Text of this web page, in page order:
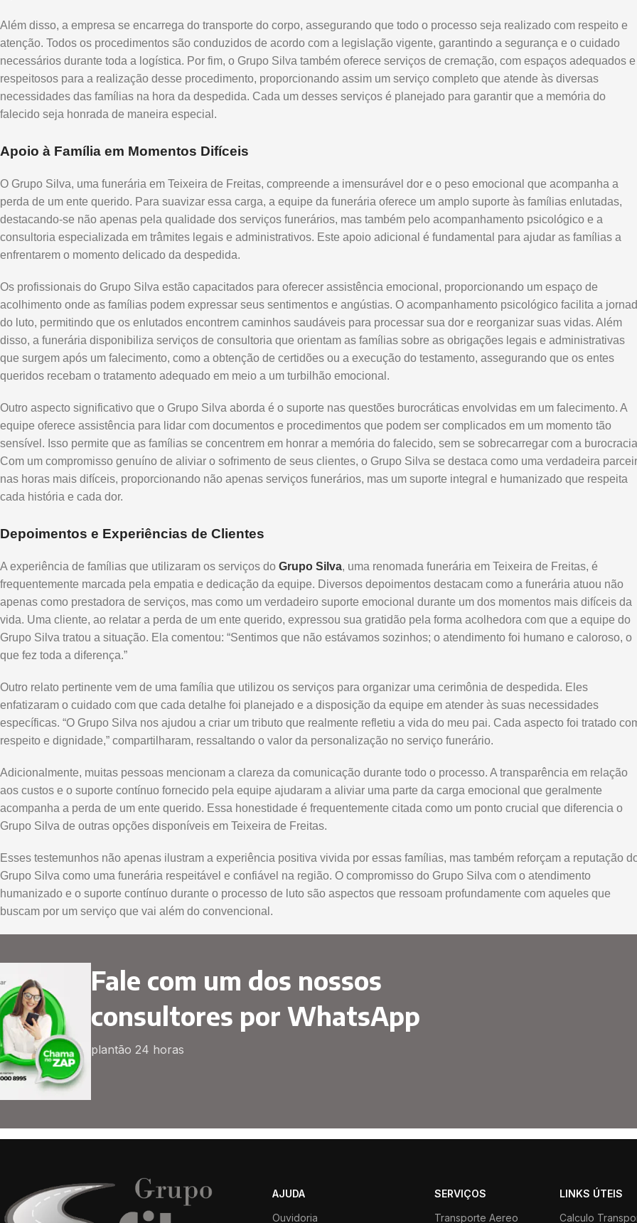
Além disso, a empresa se encarrega do transporte do corpo, assegurando que todo o processo seja realizado com respeito e
atenção. Todos os procedimentos são conduzidos de acordo com a legislação vigente, garantindo a segurança e o cuidado
necessários durante toda a logística. Por fim, o Grupo Silva também oferece serviços de cremação, com espaços adequados e
respeitosos para a realização desse procedimento, proporcionando assim um serviço completo que atende às diversas
necessidades das famílias na hora da despedida. Cada um desses serviços é planejado para garantir que a memória do
falecido seja honrada de maneira especial.
Apoio à Família em Momentos Difíceis
O Grupo Silva, uma funerária em Teixeira de Freitas, compreende a imensurável dor e o peso emocional que acompanha a
perda de um ente querido. Para suavizar essa carga, a equipe da funerária oferece um amplo suporte às famílias enlutadas,
destacando-se não apenas pela qualidade dos serviços funerários, mas também pelo acompanhamento psicológico e a
consultoria especializada em trâmites legais e administrativos. Este apoio adicional é fundamental para ajudar as famílias a
enfrentarem o momento delicado da despedida.
Os profissionais do Grupo Silva estão capacitados para oferecer assistência emocional, proporcionando um espaço de
acolhimento onde as famílias podem expressar seus sentimentos e angústias. O acompanhamento psicológico facilita a
do luto, permitindo que os enlutados encontrem caminhos saudáveis para processar sua dor e reorganizar suas vidas. Além
disso, a funerária disponibiliza serviços de consultoria que orientam as famílias sobre as obrigações legais e administrativas
que surgem após um falecimento, como a obtenção de certidões ou a execução do testamento, assegurando que os entes
queridos recebam o tratamento adequado em meio a um turbilhão emocional.
Outro aspecto significativo que o Grupo Silva aborda é o suporte nas questões burocráticas envolvidas em um falecimento. A
equipe oferece assistência para lidar com documentos e procedimentos que podem ser complicados em um momento tão
sensível. Isso permite que as famílias se concentrem em honrar a memória do falecido, sem se sobrecarregar com a
Com um compromisso genuíno de aliviar o sofrimento de seus clientes, o Grupo Silva se destaca como uma verdadeira
nas horas mais difíceis, proporcionando não apenas serviços funerários, mas um suporte integral e humanizado que respeita
cada história e cada dor.
Depoimentos e Experiências de Clientes
A experiência de famílias que utilizaram os serviços do Grupo Silva, uma renomada funerária em Teixeira de Freitas, é
frequentemente marcada pela empatia e dedicação da equipe. Diversos depoimentos destacam como a funerária atuou não
apenas como prestadora de serviços, mas como um verdadeiro suporte emocional durante um dos momentos mais difíceis da
vida. Uma cliente, ao relatar a perda de um ente querido, expressou sua gratidão pela forma acolhedora com que a equipe do
Grupo Silva tratou a situação. Ela comentou: “Sentimos que não estávamos sozinhos; o atendimento foi humano e caloroso, o
que fez toda a diferença.”
Outro relato pertinente vem de uma família que utilizou os serviços para organizar uma cerimônia de despedida. Eles
enfatizaram o cuidado com que cada detalhe foi planejado e a disposição da equipe em atender às suas necessidades
específicas. “O Grupo Silva nos ajudou a criar um tributo que realmente refletiu a vida do meu pai. Cada aspecto foi tratado
respeito e dignidade,” compartilharam, ressaltando o valor da personalização no serviço funerário.
Adicionalmente, muitas pessoas mencionam a clareza da comunicação durante todo o processo. A transparência em relação
aos custos e o suporte contínuo fornecido pela equipe ajudaram a aliviar uma parte da carga emocional que geralmente
acompanha a perda de um ente querido. Essa honestidade é frequentemente citada como um ponto crucial que diferencia o
Grupo Silva de outras opções disponíveis em Teixeira de Freitas.
Esses testemunhos não apenas ilustram a experiência positiva vivida por essas famílias, mas também reforçam a reputação
Grupo Silva como uma funerária respeitável e confiável na região. O compromisso do Grupo Silva com o atendimento
humanizado e o suporte contínuo durante o processo de luto são aspectos que ressoam profundamente com aqueles que
buscam por um serviço que vai além do convencional.
Fale com um dos nossos
consultores por WhatsApp
plantão 24 horas
AJUDA
Ouvidoria
SERVIÇOS
Transporte Aereo
LINKS ÚTEIS
Calculo